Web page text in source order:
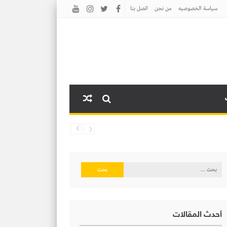
سياسة الخصوصيه من نحن اتصل بنا
البحث
أحدث المقالات